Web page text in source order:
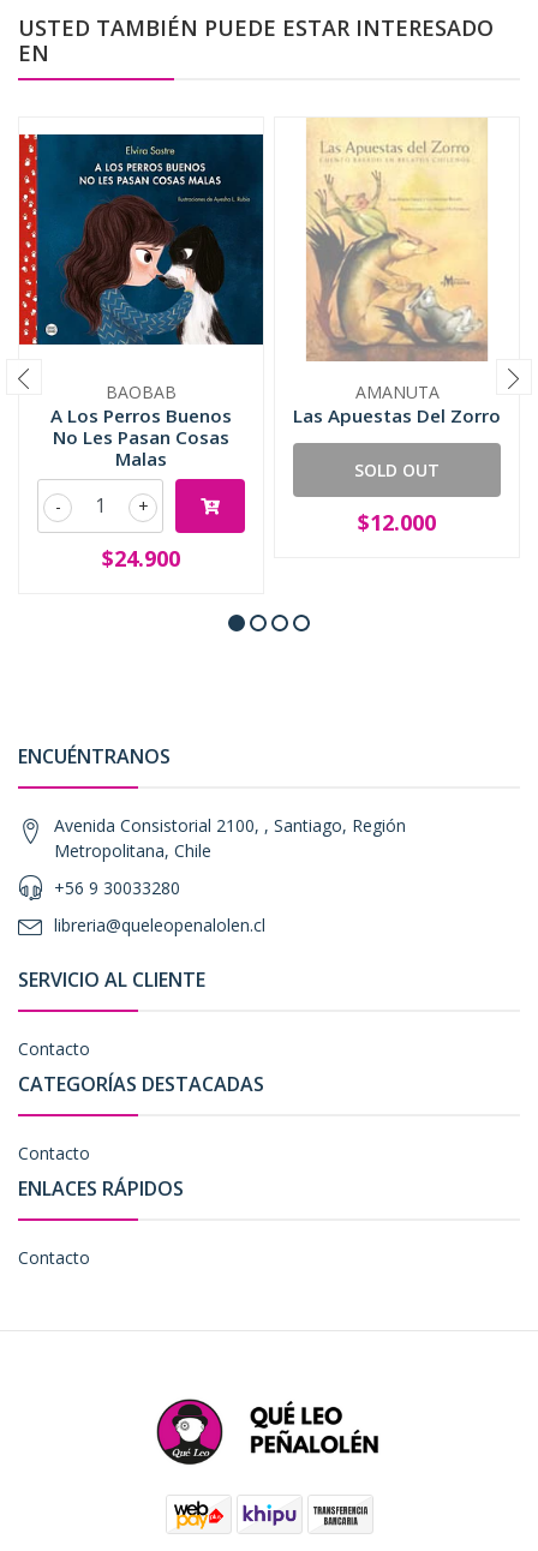
USTED TAMBIÉN PUEDE ESTAR INTERESADO
EN
BAOBAB
A Los Perros Buenos
No Les Pasan Cosas
Malas
+
-
$24.900
AMANUTA
Las Apuestas Del Zorro
SOLD OUT
$12.000
ENCUÉNTRANOS
Avenida Consistorial 2100, , Santiago, Región
Metropolitana, Chile
+56 9 30033280
libreria@queleopenalolen.cl
SERVICIO AL CLIENTE
Contacto
CATEGORÍAS DESTACADAS
Contacto
ENLACES RÁPIDOS
Contacto